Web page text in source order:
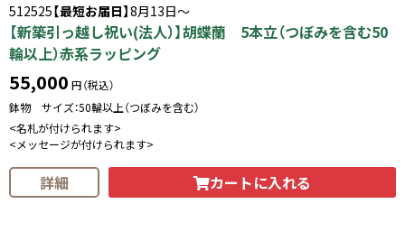
512525【最短お届日】8月13日～
【新築引っ越し祝い(法人）】胡蝶蘭 5本立（つぼみを含む50
輪以上）赤系ラッピング
55,000 円（税込）
鉢物 サイズ：50輪以上（つぼみを含む）
<名札が付けられます>
<メッセージが付けられます>
詳細 カートに入れる